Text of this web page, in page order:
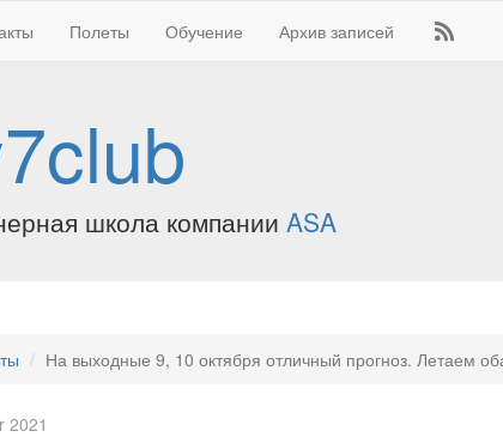
Полеты Обучение Архив записей
школа компании ASA
На выходные 9, 10 октября отличный прогноз. Летаем
2021